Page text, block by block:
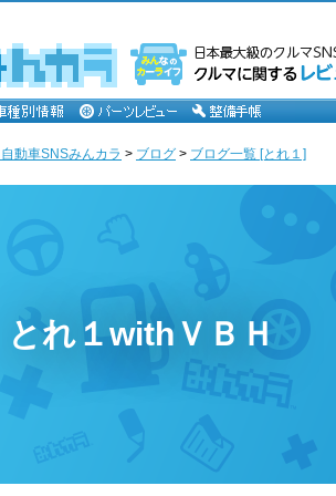
動車SNSみんカラ > ブログ > ブログ一覧 [とれ１]
とれ１withＶＢＨ